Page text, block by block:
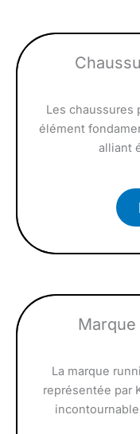
Les chaussures
élément
alliant
La marque
représentée par